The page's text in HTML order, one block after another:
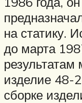
на статику.
до марта
изделие 48-
сборке